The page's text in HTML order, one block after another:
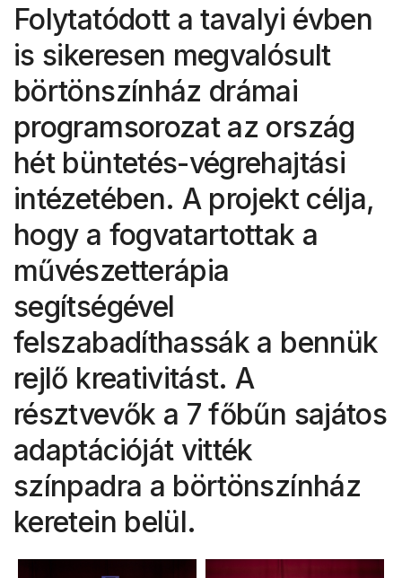
Folytatódott a tavalyi évben
is sikeresen megvalósult
börtönszínház drámai
programsorozat az ország
hét büntetés-végrehajtási
intézetében. A projekt célja,
hogy a fogvatartottak a
művészetterápia
segítségével
felszabadíthassák a bennük
rejlő kreativitást. A
résztvevők a 7 főbűn sajátos
adaptációját vitték
színpadra a börtönszínház
keretein belül.